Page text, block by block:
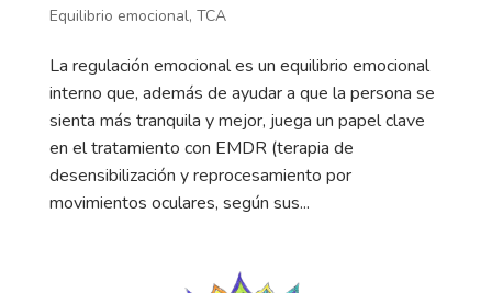
Equilibrio emocional, TCA
La regulación emocional es un equilibrio emocional
interno que, además de ayudar a que la persona se
sienta más tranquila y mejor, juega un papel clave
en el tratamiento con EMDR (terapia de
desensibilización y reprocesamiento por
movimientos oculares, según sus...